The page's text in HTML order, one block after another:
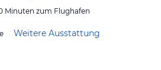
Minuten zum Flughafen
Weitere Ausstattung